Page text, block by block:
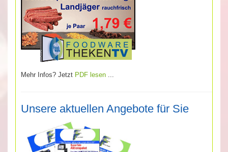
Mehr Infos? Jetzt PDF lesen ...
Unsere aktuellen Angebote für Sie